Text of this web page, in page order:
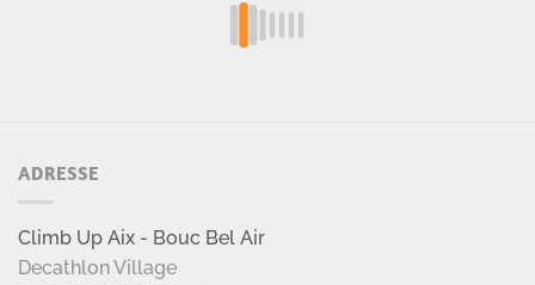
ADRESSE
Climb Up Aix - Bouc Bel Air
Decathlon Village